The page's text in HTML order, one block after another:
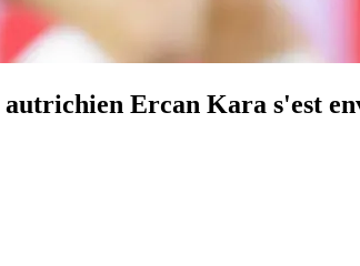
Ercan Kara s'est